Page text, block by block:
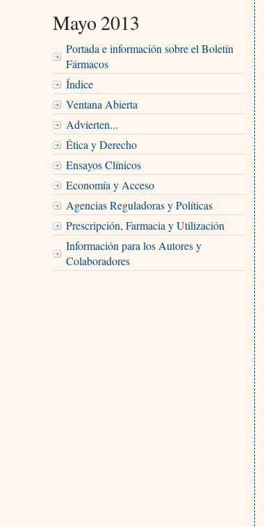
Mayo 2013
Portada e información sobre el Boletín
Fármacos
Índice
Ventana Abierta
Advierten...
Ética y Derecho
Ensayos Clínicos
Economía y Acceso
Agencias Reguladoras y Políticas
Prescripción, Farmacia y Utilización
Información para los Autores y
Colaboradores